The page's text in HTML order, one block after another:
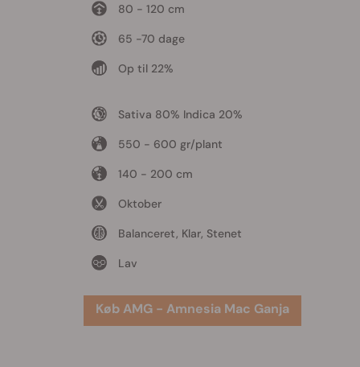
80 - 120 cm
65 -70 dage
Op til 22%
Sativa 80% Indica 20%
550 - 600 gr/plant
140 - 200 cm
Oktober
Balanceret, Klar, Stenet
Lav
Køb AMG - Amnesia Mac Ganja